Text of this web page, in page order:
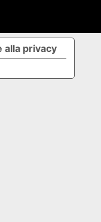
alla privacy